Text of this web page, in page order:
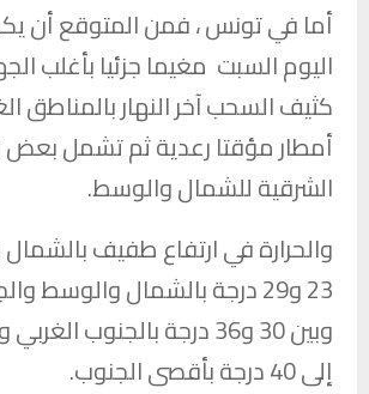
أما في تونس ، فمن المتوقع أن
اليوم السبت مغيما جزئيا بأغلب
كثيف السحب آخر النهار بالمناطق
أمطار مؤقتا رعدية ثم تشمل بعض
الشرقية للشمال والوسط.
والحرارة في ارتفاع طفيف بالشمال
23 و29 درجة بالشمال والوسط
وبين 30 و36 درجة بالجنوب
إلى 40 درجة بأقصى الجنوب.